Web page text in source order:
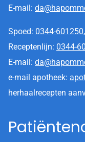
E-mail:
Spoed: 0344-601250
Receptenlijn: 0344-
E-mail:
e-mail apotheek:
herhaalrecepten